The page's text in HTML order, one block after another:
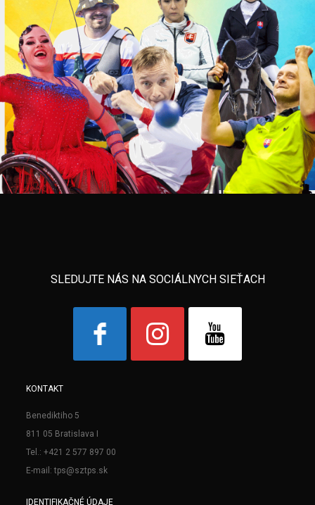
SLEDUJTE NÁS NA SOCIÁLNYCH SIEŤACH
KONTAKT
Benediktiho 5
811 05 Bratislava I
Tel.: +421 2 577 897 00
E-mail: tps@sztps.sk
IDENTIFIKAČNÉ ÚDAJE